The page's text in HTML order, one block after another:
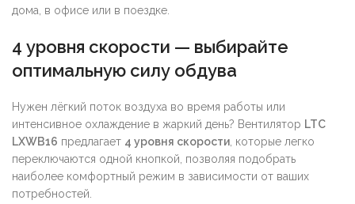
дома, в офисе или в поездке.
4 уровня скорости — выбирайте
оптимальную силу обдува
Нужен лёгкий поток воздуха во время работы или
интенсивное охлаждение в жаркий день? Вентилятор LTC
LXWB16 предлагает 4 уровня скорости , которые легко
переключаются одной кнопкой, позволяя подобрать
наиболее комфортный режим в зависимости от ваших
потребностей.